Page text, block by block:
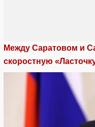
Между Саратовом и
скоростную